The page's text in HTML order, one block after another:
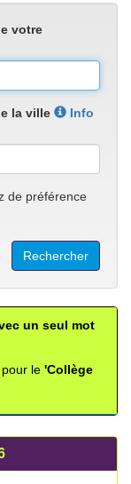
votre
la ville
Info
de préférence
un seul mot
pour le 'Collège